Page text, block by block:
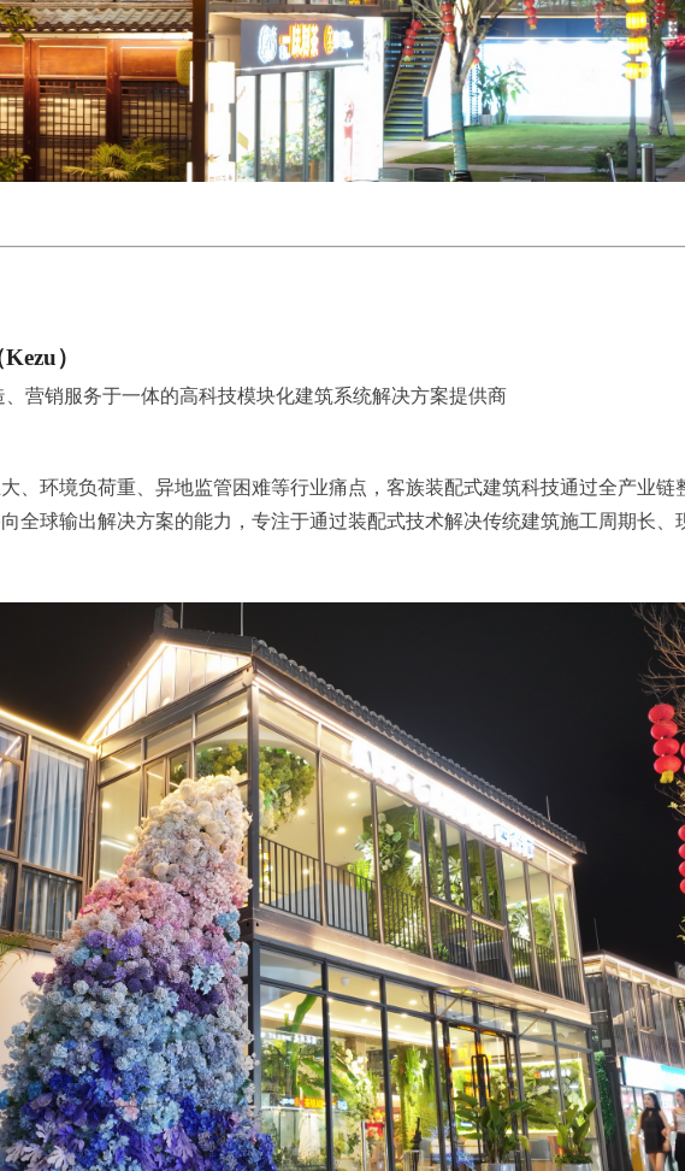
）
营销服务于一体的高科技模块化建筑系统解决方案提供商
、环境负荷重、异地监管困难等行业痛点，客族装配式建筑科技通过全产业
全球输出解决方案的能力，专注于通过装配式技术解决传统建筑施工周期长、